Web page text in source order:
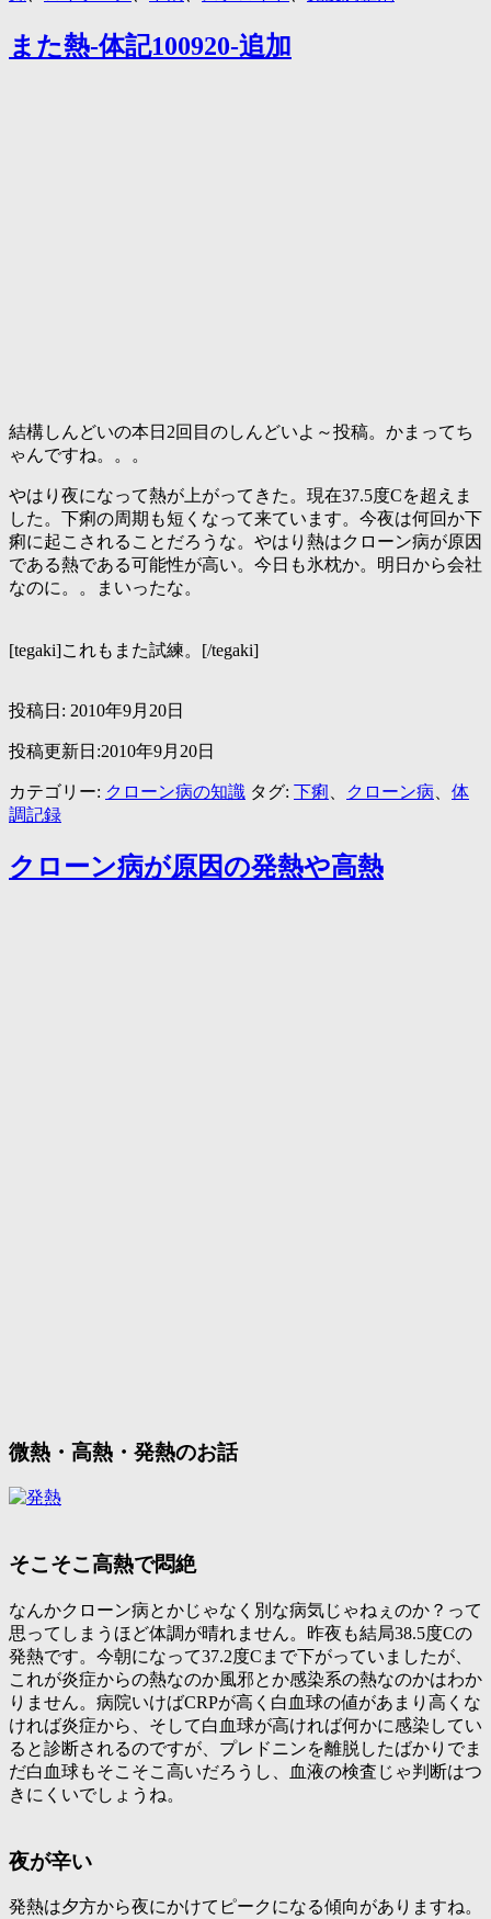
また熱-体記100920-追加
結構しんどいの本日2回目のしんどいよ～投稿。かまってち
ゃんですね。。。
やはり夜になって熱が上がってきた。現在37.5度Cを超えま
した。下痢の周期も短くなって来ています。今夜は何回か下
痢に起こされることだろうな。やはり熱はクローン病が原因
である熱である可能性が高い。今日も氷枕か。明日から会社
なのに。。まいったな。
[tegaki]これもまた試練。[/tegaki]
投稿日: 2010年9月20日
投稿更新日:2010年9月20日
カテゴリー: クローン病の知識 タグ: 下痢 クローン病
体
調記録
クローン病が原因の発熱や高熱
微熱・高熱・発熱のお話
そこそこ高熱で悶絶
なんかクローン病とかじゃなく別な病気じゃねぇのか？って
思ってしまうほど体調が晴れません。昨夜も結局38.5度Cの
発熱です。今朝になって37.2度Cまで下がっていましたが、
これが炎症からの熱なのか風邪とか感染系の熱なのかはわか
りません。病院いけばCRPが高く白血球の値があまり高くな
ければ炎症から、そして白血球が高ければ何かに感染してい
ると診断されるのですが、プレドニンを離脱したばかりでま
だ白血球もそこそこ高いだろうし、血液の検査じゃ判断はつ
きにくいでしょうね。
夜が辛い
発熱は夕方から夜にかけてピークになる傾向がありますね。